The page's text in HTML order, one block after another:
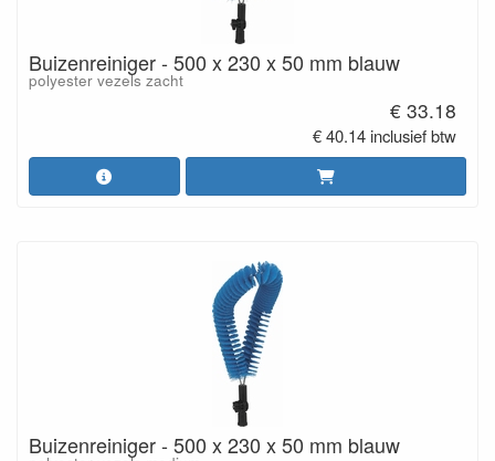
Buizenreiniger - 500 x 230 x 50 mm blauw
polyester vezels zacht
€ 33.18
€ 40.14 inclusief btw
Buizenreiniger - 500 x 230 x 50 mm blauw